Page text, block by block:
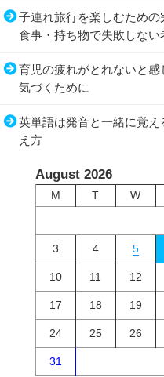
子連れ旅行を楽しむための
食事・持ち物で失敗しない
育児の疲れがとれないと
気づくために
英単語は発音と一緒に覚
え方
August 2026
M T W
3 4 5
10 11 12
17 18 19
24 25 26
31